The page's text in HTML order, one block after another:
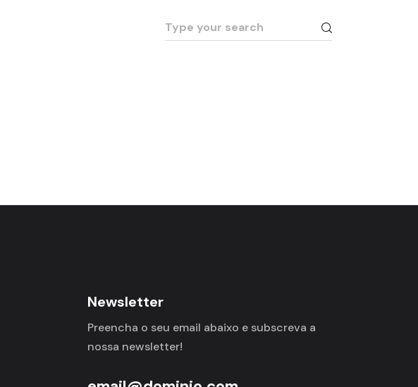
Search
for:
Newsletter
Preencha o seu email abaixo e subscreva a
nossa newsletter!